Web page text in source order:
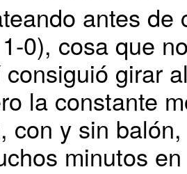
antes de
0), cosa que
girar
la constante
con y sin
minutos